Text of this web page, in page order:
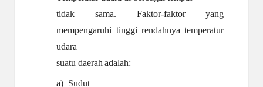
tidak sama. Faktor-faktor yang
mempengaruhi tinggi rendahnya temperatur
udara
suatu daerah adalah:
a) Sudut